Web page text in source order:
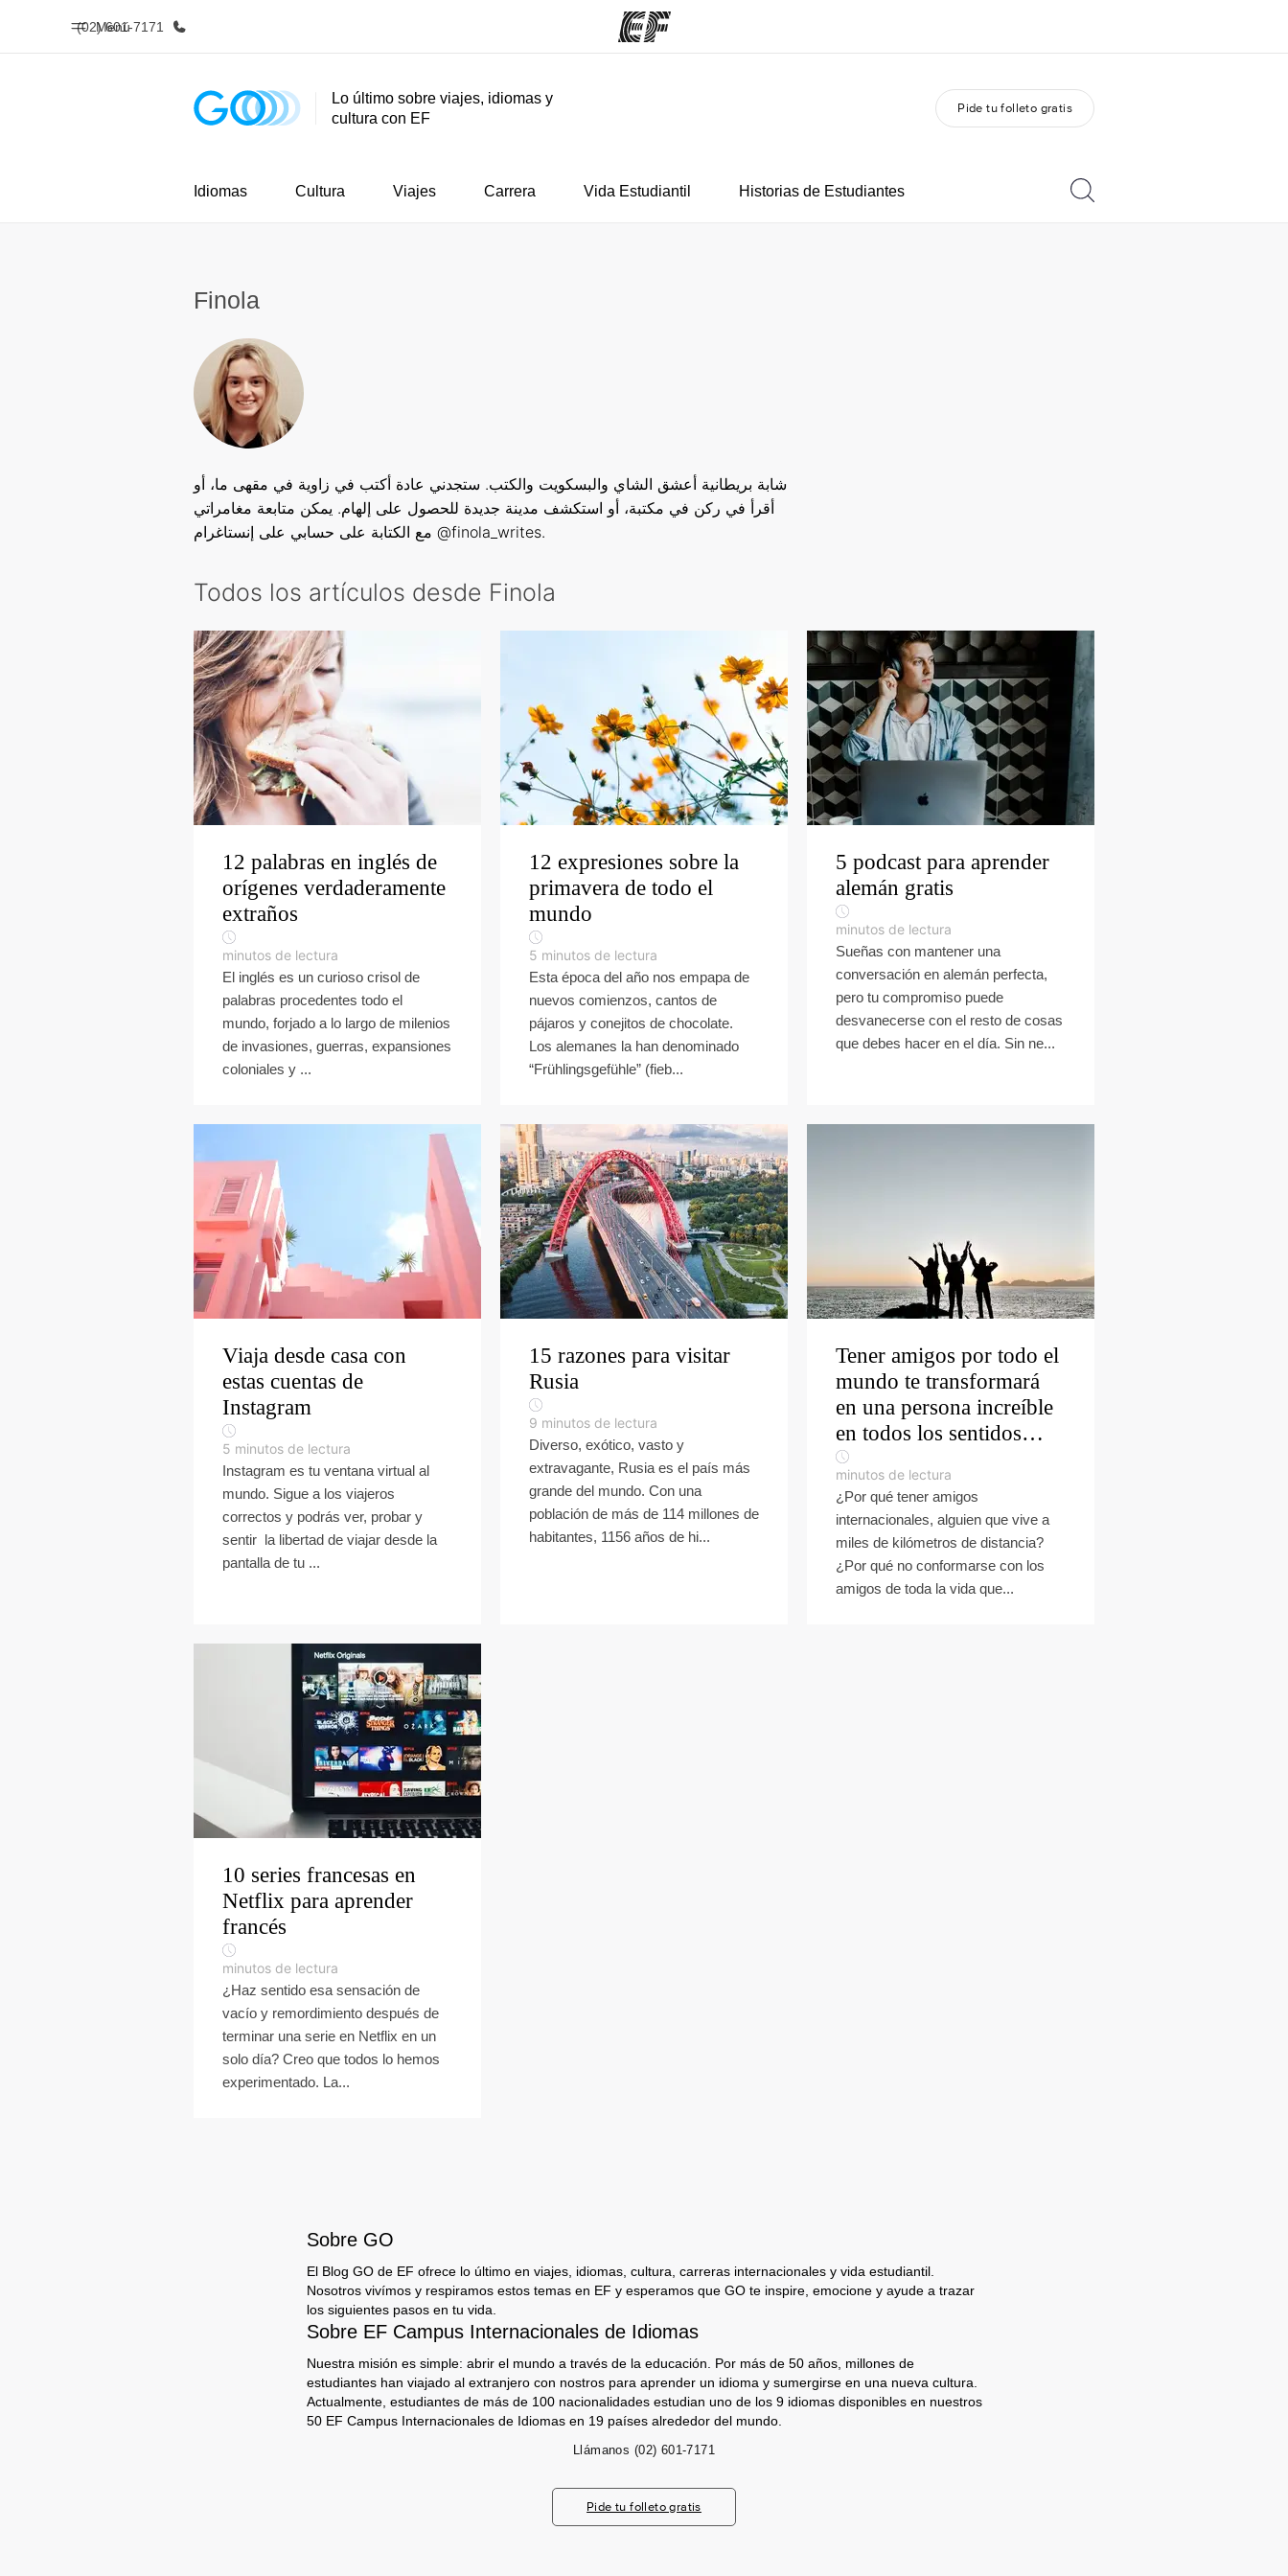
Menú
(02) 601-7171
Inicio Programas Trabajos
Lo último sobre viajes, idiomas y
cultura con EF
Pide tu folleto gratis
Idiomas Cultura Viajes Carrera Vida Estudiantil Historias de Estudiantes
Finola
شابة بريطانية أعشق الشاي والبسكويت والكتب. ستجدني عادة أكتب في زاوية في مقهى ما، أو
أقرأ في ركن في مكتبة، أو استكشف مدينة جديدة للحصول على إلهام. يمكن متابعة مغامراتي
مع الكتابة على حسابي على إنستاغرام @finola_writes.
Todos los artículos desde Finola
12 palabras en inglés de
orígenes verdaderamente
extraños
minutos de lectura
El inglés es un curioso crisol de
palabras procedentes todo el
mundo, forjado a lo largo de milenios
de invasiones, guerras, expansiones
coloniales y ...
12 expresiones sobre la
primavera de todo el
mundo
5 minutos de lectura
Esta época del año nos empapa de
nuevos comienzos, cantos de
pájaros y conejitos de chocolate.
Los alemanes la han denominado
“Frühlingsgefühle” (fieb...
5 podcast para aprender
alemán gratis
minutos de lectura
Sueñas con mantener una
conversación en alemán perfecta,
pero tu compromiso puede
desvanecerse con el resto de cosas
que debes hacer en el día. Sin ne...
Viaja desde casa con
estas cuentas de
Instagram
5 minutos de lectura
Instagram es tu ventana virtual al
mundo. Sigue a los viajeros
correctos y podrás ver, probar y
sentir la libertad de viajar desde la
pantalla de tu ...
15 razones para visitar
Rusia
9 minutos de lectura
Diverso, exótico, vasto y
extravagante, Rusia es el país más
grande del mundo. Con una
población de más de 114 millones de
habitantes, 1156 años de hi...
Tener amigos por todo el
mundo te transformará
en una persona increíble
en todos los sentidos…
minutos de lectura
¿Por qué tener amigos
internacionales, alguien que vive a
miles de kilómetros de distancia?
¿Por qué no conformarse con los
amigos de toda la vida que...
10 series francesas en
Netflix para aprender
francés
minutos de lectura
¿Haz sentido esa sensación de
vacío y remordimiento después de
terminar una serie en Netflix en un
solo día? Creo que todos lo hemos
experimentado. La...
Sobre GO
El Blog GO de EF ofrece lo último en viajes, idiomas, cultura, carreras internacionales y vida estudiantil.
Nosotros vivímos y respiramos estos temas en EF y esperamos que GO te inspire, emocione y ayude a trazar
los siguientes pasos en tu vida.
Sobre EF Campus Internacionales de Idiomas
Nuestra misión es simple: abrir el mundo a través de la educación. Por más de 50 años, millones de
estudiantes han viajado al extranjero con nostros para aprender un idioma y sumergirse en una nueva cultura.
Actualmente, estudiantes de más de 100 nacionalidades estudian uno de los 9 idiomas disponibles en nuestros
50 EF Campus Internacionales de Idiomas en 19 países alrededor del mundo.
Llámanos (02) 601-7171
Pide tu folleto gratis